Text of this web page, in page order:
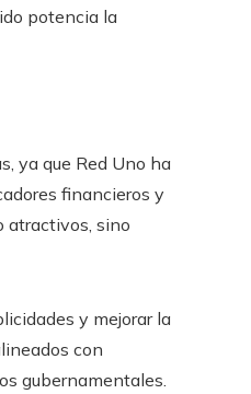
potencia la
ya que Red Uno ha
financieros y
atractivos, sino
y mejorar la
con
gubernamentales.